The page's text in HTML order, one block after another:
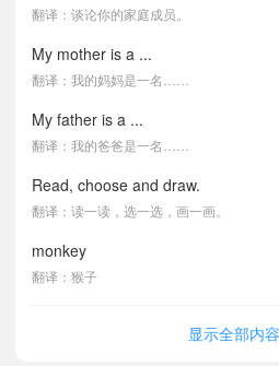
翻译：谈论你的家庭成员。
My mother is a ...
翻译：我的妈妈是一名……
My father is a ...
翻译：我的爸爸是一名……
Read, choose and draw.
翻译：读一读，选一选，画一画。
monkey
翻译：猴子
显示全部内容